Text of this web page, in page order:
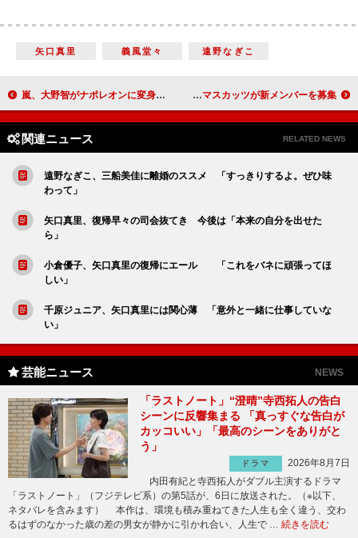
矢口真里 義風堂々 遠野なぎこ
嵐、大野智がナポレオンに変身 試食シーンではハンバーグ１７口堪能 おぎやはぎ・矢作「アスリートから需要がすごい」 恵比寿マスカッツが新メンバーを募集
関連ニュース RELATED NEWS
遠野なぎこ、三船美佳に離婚のススメ 「すっきりするよ。ぜひ味
わって」
矢口真里、復帰早々の司会抜てき 今後は「本来の自分を出せた
ら」
小倉優子、矢口真里の復帰にエール 「これをバネに頑張ってほ
しい」
千原ジュニア、矢口真里には関心薄 「意外と一緒に仕事していな
い」
芸能ニュース NEWS
「ラストノート」“澄晴”寺西拓人の告白
シーンに反響集まる 「真っすぐな告白が
カッコいい」「最高のシーンをありがと
う」
ドラマ
2026年8月7日
内田有紀と寺西拓人がダブル主演するドラマ
「ラストノート」（フジテレビ系）の第5話が、6日に放送された。（※以下、
ネタバレを含みます） 本作は、環境も積み重ねてきた人生も全く違う、交わ
るはずのなかった歳の差の男女が静かに引かれ合い、人生で … 続きを読む